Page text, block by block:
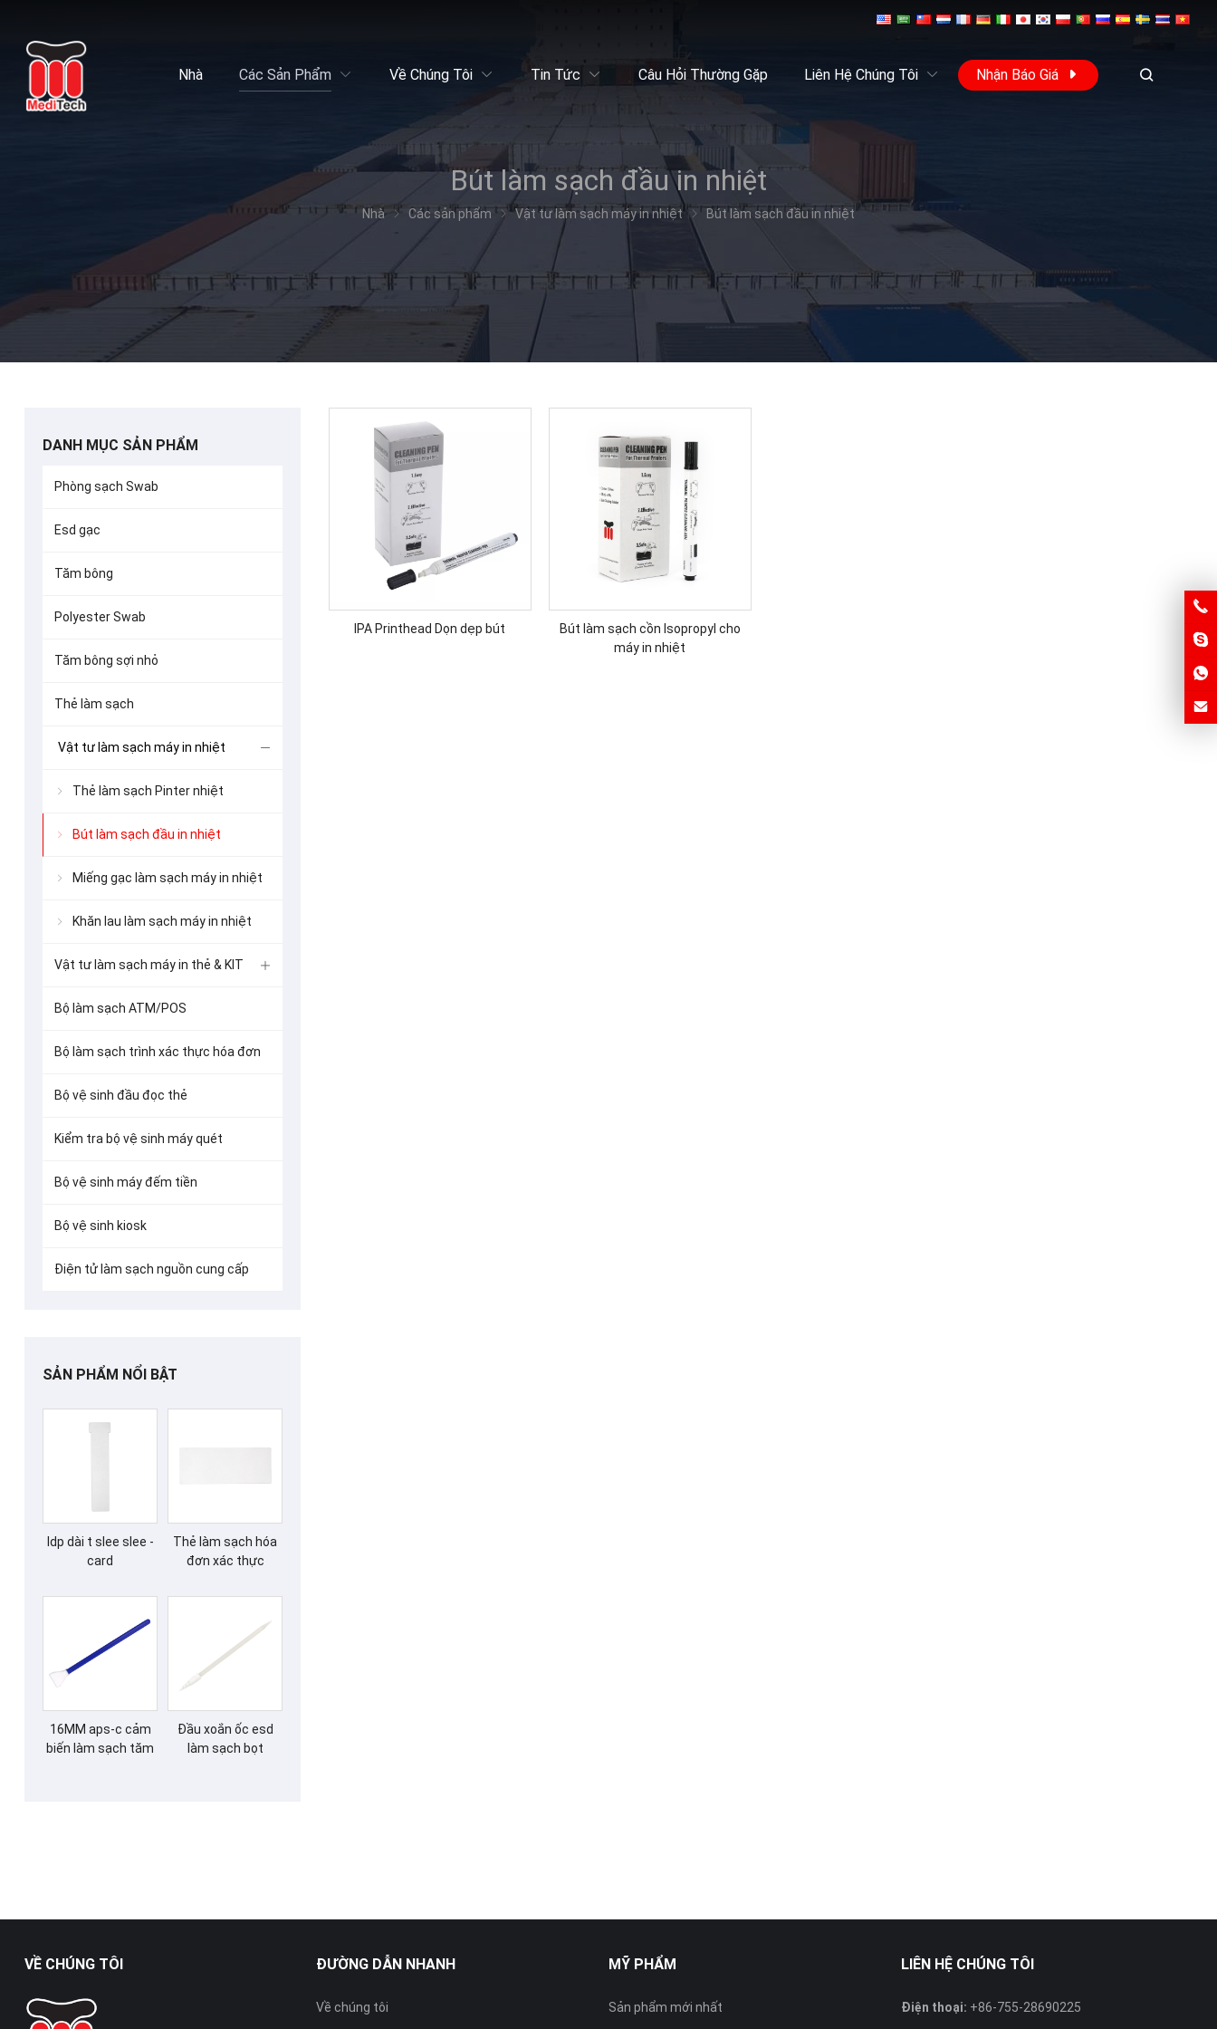
Nhà Các Sản Phẩm Về Chúng Tôi Tin Tức Câu Hỏi Thường Gặp Liên Hệ Chúng Tôi Nhận Báo Giá
Bút làm sạch đầu in nhiệt
Nhà Các sản phẩm Vật tư làm sạch máy in nhiệt Bút làm sạch đầu in nhiệt
IPA Printhead Dọn dẹp bút
Bút làm sạch cồn Isopropyl cho
máy in nhiệt
DANH MỤC SẢN PHẨM
Phòng sạch Swab
Esd gạc
Tăm bông
Polyester Swab
Tăm bông sợi nhỏ
Thẻ làm sạch
Vật tư làm sạch máy in nhiệt
Thẻ làm sạch Pinter nhiệt
Bút làm sạch đầu in nhiệt
Miếng gạc làm sạch máy in nhiệt
Khăn lau làm sạch máy in nhiệt
Vật tư làm sạch máy in thẻ & KIT
Bộ làm sạch ATM/POS
Bộ làm sạch trình xác thực hóa đơn
Bộ vệ sinh đầu đọc thẻ
Kiểm tra bộ vệ sinh máy quét
Bộ vệ sinh máy đếm tiền
Bộ vệ sinh kiosk
Điện tử làm sạch nguồn cung cấp
SẢN PHẨM NỔI BẬT
Idp dài t slee slee -
card
Thẻ làm sạch hóa
đơn xác thực
16MM aps-c cảm
biến làm sạch tăm
Đầu xoắn ốc esd
làm sạch bọt
VỀ CHÚNG TÔI ĐƯỜNG DẪN NHANH
Về chúng tôi
MỸ PHẨM
Sản phẩm mới nhất
LIÊN HỆ CHÚNG TÔI
Điện thoại: +86-755-28690225